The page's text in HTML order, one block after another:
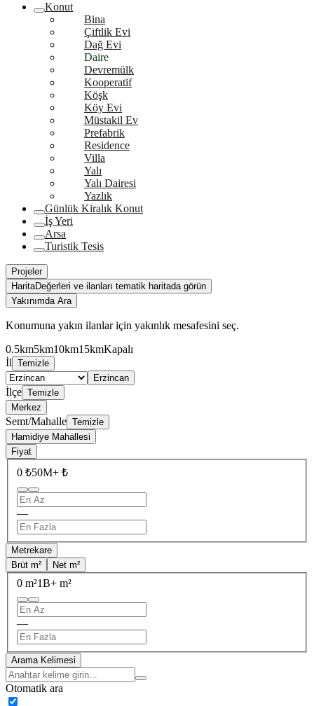
Konut
Bina
Çiftlik Evi
Dağ Evi
Daire
Devremülk
Kooperatif
Köşk
Köy Evi
Müstakil Ev
Prefabrik
Residence
Villa
Yalı
Yalı Dairesi
Yazlık
Günlük Kiralık Konut
İş Yeri
Arsa
Turistik Tesis
Projeler
HaritaDeğerleri ve ilanları tematik haritada görün
Yakınımda Ara
Konumuna yakın ilanlar için yakınlık mesafesini seç.
0.5km5km10km15kmKapalı
İl Temizle
Erzincan
İlçe Temizle
Merkez
Semt/Mahalle Temizle
Hamidiye Mahallesi
Fiyat
0 ₺50M+ ₺
—
Metrekare
Brüt m²
Net m²
0 m²1B+ m²
—
Arama Kelimesi
Otomatik ara